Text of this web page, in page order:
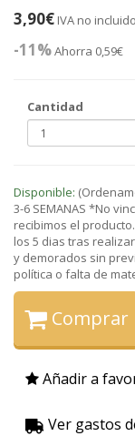
3,90€ IVA no incluido
-11%Ahorra 0,59€
Cantidad
Disponible:
3-6 SEMANAS *No
recibimos el
los 5 dias tras
y demorados sin
política o falta de
Comprar
Añadir a
Ver gastos